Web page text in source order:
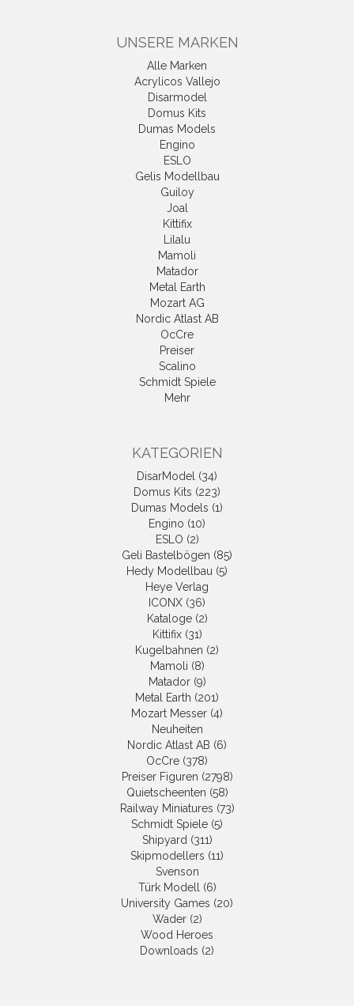
UNSERE MARKEN
Alle Marken
Acrylicos Vallejo
Disarmodel
Domus Kits
Dumas Models
Engino
ESLO
Gelis Modellbau
Guiloy
Joal
Kittifix
Lilalu
Mamoli
Matador
Metal Earth
Mozart AG
Nordic Atlast AB
OcCre
Preiser
Scalino
Schmidt Spiele
Mehr
KATEGORIEN
DisarModel (34)
Domus Kits (223)
Dumas Models (1)
Engino (10)
ESLO (2)
Geli Bastelbögen (85)
Hedy Modellbau (5)
Heye Verlag
ICONX (36)
Kataloge (2)
Kittifix (31)
Kugelbahnen (2)
Mamoli (8)
Matador (9)
Metal Earth (201)
Mozart Messer (4)
Neuheiten
Nordic Atlast AB (6)
OcCre (378)
Preiser Figuren (2798)
Quietscheenten (58)
Railway Miniatures (73)
Schmidt Spiele (5)
Shipyard (311)
Skipmodellers (11)
Svenson
Türk Modell (6)
University Games (20)
Wader (2)
Wood Heroes
Downloads (2)